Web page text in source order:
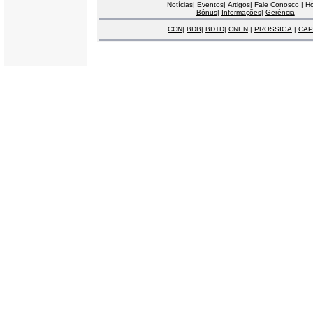
Notícias| Eventos| Artigos| Fale Conosco |
Bônus| Informações| Gerência
CCN| BDB| BDTD| CNEN | PROSSIGA |